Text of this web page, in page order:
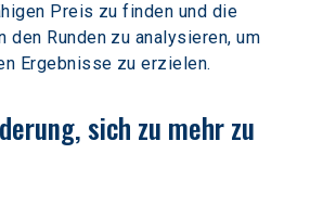
Preis zu finden und die
den Runden zu analysieren, um
Ergebnisse zu erzielen.
sich zu mehr zu